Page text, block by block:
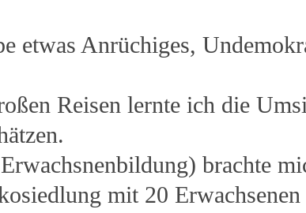
etwas Anrüchiges,
Reisen lernte ich die
brachte
mit 20